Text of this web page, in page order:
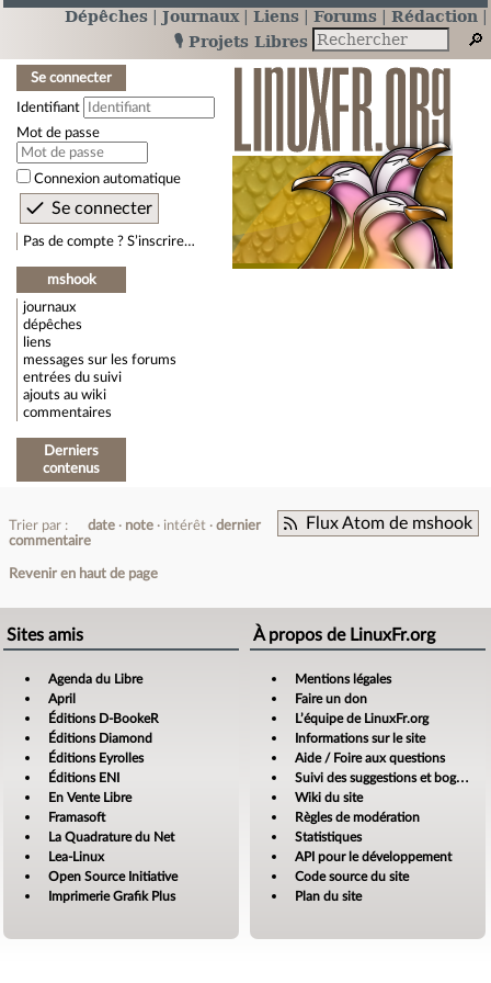
Dépêches Journaux Liens Forums
Rédaction
🎙️ Projets Libres
Se connecter
Identifiant
Mot de passe
Connexion automatique
Pas de compte ? S’inscrire…
mshook
journaux
dépêches
liens
messages sur les forums
entrées du suivi
ajouts au wiki
commentaires
Derniers
contenus
Flux Atom de mshook
Trier par : date note intérêt
dernier
commentaire
Revenir en haut de page
Sites amis
Agenda du Libre
April
Éditions D-BookeR
Éditions Diamond
Éditions Eyrolles
Éditions ENI
En Vente Libre
Framasoft
La Quadrature du Net
Lea-Linux
Open Source Initiative
Imprimerie Grafik Plus
À propos de LinuxFr.org
Mentions légales
Faire un don
L’équipe de LinuxFr.org
Informations sur le site
Aide / Foire aux questions
Suivi des suggestions et bogues
Wiki du site
Règles de modération
Statistiques
API pour le développement
Code source du site
Plan du site